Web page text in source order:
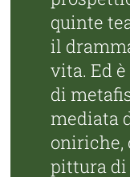
quinte
il
vita. Ed
di
mediata
oniriche,
pittura di